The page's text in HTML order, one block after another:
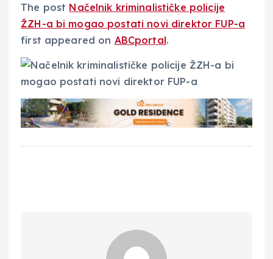
The post Načelnik kriminalističke policije
ŽZH-a bi mogao postati novi direktor FUP-a
first appeared on ABCportal.